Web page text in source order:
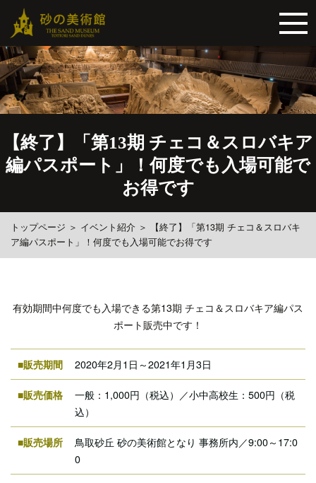
【終了】「第13期 チェコ＆スロバキア
編パスポート」！何度でも入場可能で
お得です
トップページ ＞ イベント紹介 ＞
【終了】「第13期 チェコ＆スロバキ
ア編パスポート」！何度でも入場可能でお得です
有効期間中何度でも入場できる第13期 チェコ＆スロバキア編パス
ポート販売中です！
■販売期間 2020年2月1日～2021年1月3日
■販売価格
一般：1,000円（税込）／小中高校生：500円（税
込）
■販売場所
鳥取砂丘 砂の美術館となり 事務所内／9:00～17:0
0